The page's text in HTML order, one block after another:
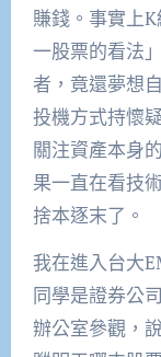
賺錢。事實上
一股票的看法
者，竟還夢想
投機方式持懷
關注資產本身
果一直在看技
捨本逐末了。
我在進入台大
同學是證券公
辦公室參觀，